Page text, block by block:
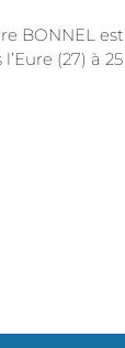
BONNEL est
(27) à 25